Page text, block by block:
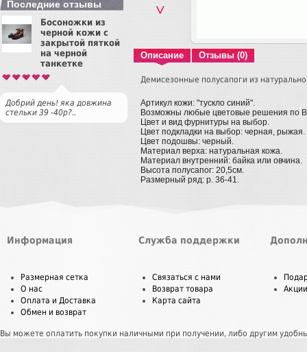
Последние отзывы
Босоножки из
черной кожи с
закрытой пяткой
на черной
танкетке
Добрий день! яка довжина
стельки 39 -40р?..
˅
Описание Отзывы (0)
Демисезонные полусапоги из
Артикул кожи: "тускло синий".
Возможны любые цветовые решения по
Цвет и вид фурнитуры на выбор.
Цвет подкладки на выбор: черная, рыжая.
Цвет подошвы: черный.
Материал верха: натуральная кожа.
Материал внутренний: байка или овчина.
Высота полусапог: 20,5см.
Размерный ряд: р. 36-41.
Информация
Размерная сетка
О нас
Оплата и Доставка
Обмен и возврат
Служба поддержки
Связаться с нами
Возврат товара
Карта сайта
Акции
Вы можете оплатить покупки наличными при получении, либо другим